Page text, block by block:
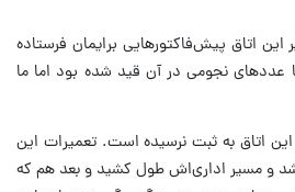
اتاق پیش‌فاکتورهایی برایمان فرستاده
عددهای نجومی در آن قید شده بود اما ما
اتاق به ثبت نرسیده است. تعمیرات این
شد و مسیر اداری‌اش طول کشید و بعد هم که